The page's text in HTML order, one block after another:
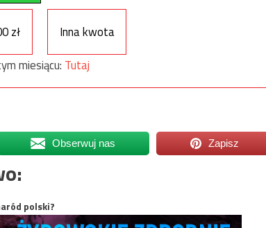
zł
Inna kwota
miesiącu: Tutaj
Obserwuj nas Zapisz
polski?